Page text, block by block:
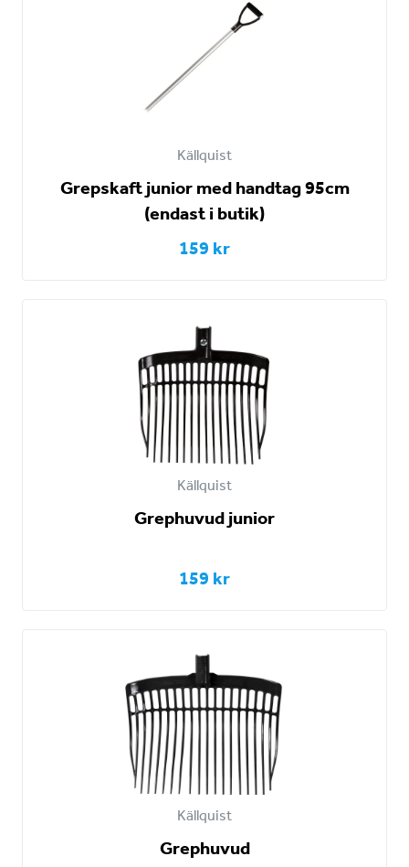
Källquist
Grepskaft junior med handtag 95cm
(endast i butik)
159 kr
Källquist
Grephuvud junior
159 kr
Källquist
Grephuvud